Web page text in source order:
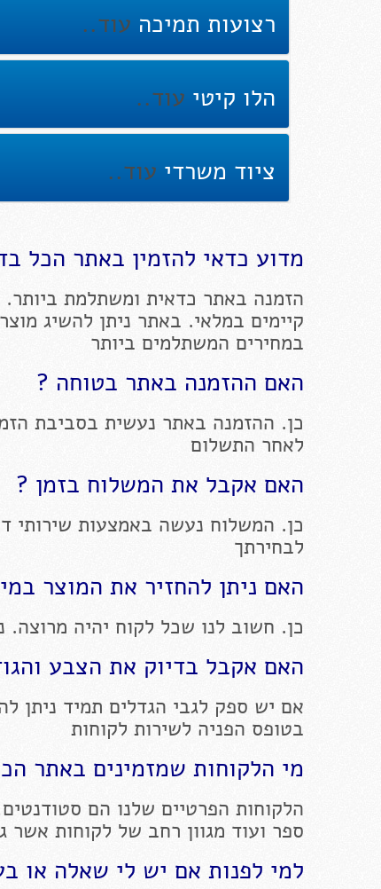
רצועות תמיכה עוד..
הלו קיטי עוד..
ציוד משרדי עוד..
מדוע כדאי להזמין באתר הכל
הזמנה באתר כדאית ומשתלמת
קיימים במלאי. באתר ניתן להשיג
במחירים המשתלמים ביותר
האם ההזמנה באתר בטוחה ?
כן. ההזמנה באתר נעשית בסביבת
לאחר התשלום
האם אקבל את המשלוח בזמן ?
כן. המשלוח נעשה באמצעות שירותי
לבחירתך
האם ניתן להחזיר את המוצר
כן. חשוב לנו שכל לקוח יהיה מרוצה. ניתן
האם אקבל בדיוק את הצבע
אם יש ספק לגבי הגדלים תמיד ניתן
בטופס הפניה לשירות לקוחות
מי הלקוחות שמזמינים באתר
הלקוחות הפרטיים שלנו הם
ספר ועוד מגוון רחב של לקוחות אשר
למי לפנות אם יש לי שאלה או